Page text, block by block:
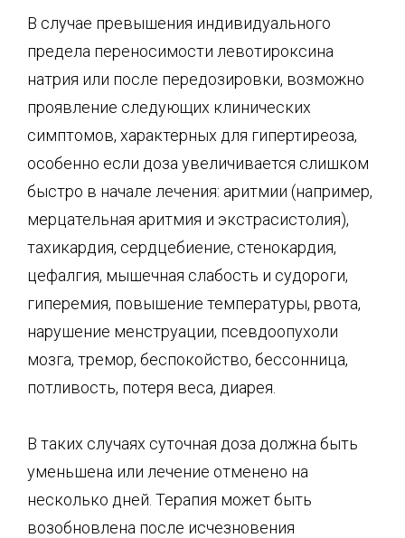
В случае превышения индивидуального
предела переносимости левотироксина
натрия или после передозировки, возможно
проявление следующих клинических
симптомов, характерных для гипертиреоза,
особенно если доза увеличивается слишком
быстро в начале лечения: аритмии (например,
мерцательная аритмия и экстрасистолия),
тахикардия, сердцебиение, стенокардия,
цефалгия, мышечная слабость и судороги,
гиперемия, повышение температуры, рвота,
нарушение менструации, псевдоопухоли
мозга, тремор, беспокойство, бессонница,
потливость, потеря веса, диарея.
В таких случаях суточная доза должна быть
уменьшена или лечение отменено на
несколько дней. Терапия может быть
возобновлена после исчезновения